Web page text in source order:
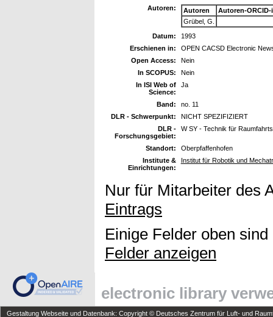
Autoren:
Autoren
Autoren-ORCID-
Grübel, G.
Datum:
1993
Erschienen in:
OPEN CACSD Electronic
Open Access:
Nein
In SCOPUS:
Nein
In ISI Web of
Science:
Ja
Band:
no. 11
DLR - Schwerpunkt:
NICHT SPEZIFIZIERT
DLR -
Forschungsgebiet:
W SY - Technik für
Standort:
Oberpfaffenhofen
Institute &
Einrichtungen:
Institut für Robotik und
Nur für Mitarbeiter des
Eintrags
Einige Felder oben
Felder anzeigen
electronic library
Gestaltung Webseite und Datenbank: Copyright © Deutsches Zentrum für Luft- und